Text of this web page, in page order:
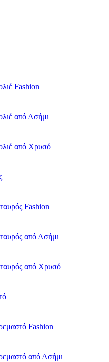
Fashion
από Ασήμι
από Χρυσό
Fashion
από Ασήμι
από Χρυσό
Fashion
από Ασήμι